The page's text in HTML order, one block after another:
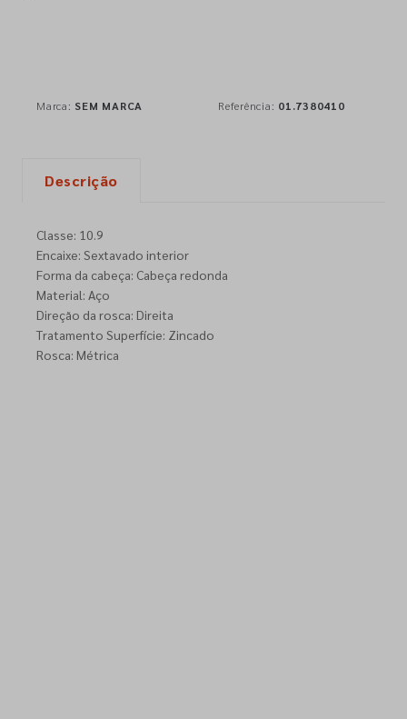
Marca: SEM MARCA Referência: 01.7380410
Descrição
Classe: 10.9
Encaixe: Sextavado interior
Forma da cabeça: Cabeça redonda
Material: Aço
Direção da rosca: Direita
Tratamento Superfície: Zincado
Rosca: Métrica